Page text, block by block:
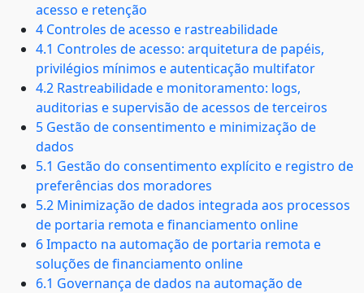
acesso e retenção
4 Controles de acesso e rastreabilidade
4.1 Controles de acesso: arquitetura de papéis,
privilégios mínimos e autenticação multifator
4.2 Rastreabilidade e monitoramento: logs,
auditorias e supervisão de acessos de terceiros
5 Gestão de consentimento e minimização de
dados
5.1 Gestão do consentimento explícito e registro de
preferências dos moradores
5.2 Minimização de dados integrada aos processos
de portaria remota e financiamento online
6 Impacto na automação de portaria remota e
soluções de financiamento online
6.1 Governança de dados na automação de